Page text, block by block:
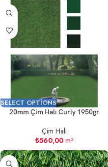
SELECT OPTIONS
20mm Çim Halı Curly 1950gr
Çim Halı
₺560,00 m²